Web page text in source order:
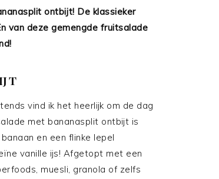
ontbijt! De klassieker
van deze gemengde fruitsalade
vind ik het heerlijk om de dag
met bananasplit ontbijt is
en een flinke lepel
vanille ijs! Afgetopt met een
muesli, granola of zelfs